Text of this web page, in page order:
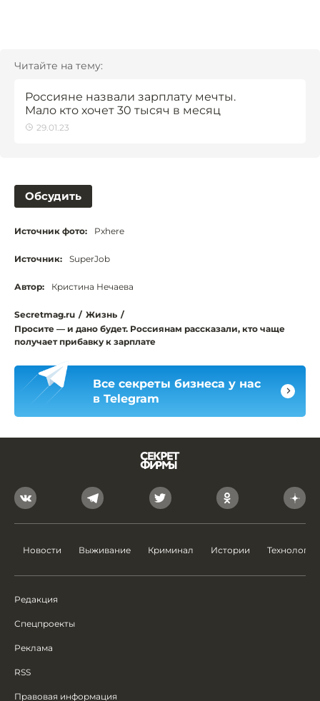
Читайте на тему:
Россияне назвали зарплату мечты.
Мало кто хочет 30 тысяч в месяц
29.01.23
Обсудить
Источник фото: Pxhere
Источник: SuperJob
Автор: Кристина Нечаева
Secretmag.ru / Жизнь /
Просите — и дано будет. Россиянам рассказали, кто чаще
получает прибавку к зарплате
Все секреты бизнеса у нас
в Telegram
Новости Выживание Криминал Истории Технологии
Редакция
Спецпроекты
Реклама
RSS
Правовая информация